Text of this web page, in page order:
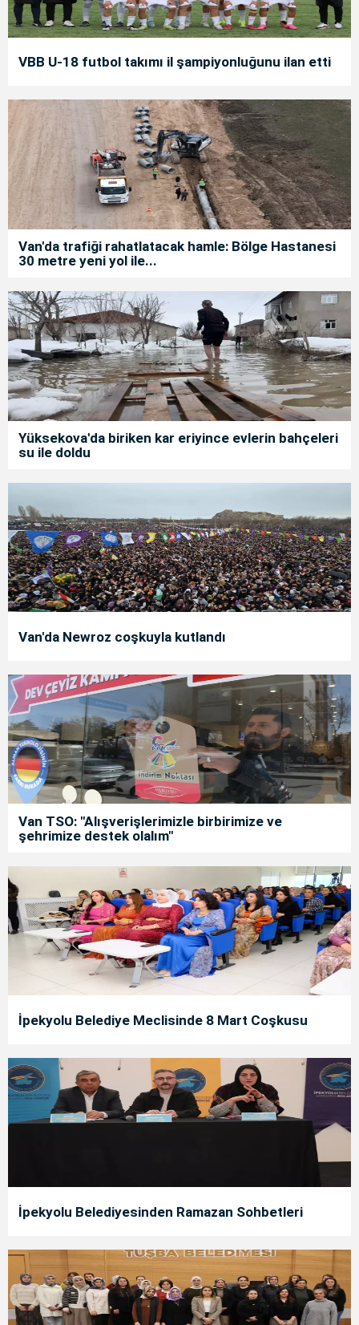
VBB U-18 futbol takımı il şampiyonluğunu ilan etti
Van'da trafiği rahatlatacak hamle: Bölge Hastanesi
30 metre yeni yol ile...
Yüksekova'da biriken kar eriyince evlerin bahçeleri
su ile doldu
Van'da Newroz coşkuyla kutlandı
Van TSO: "Alışverişlerimizle birbirimize ve
şehrimize destek olalım"
İpekyolu Belediye Meclisinde 8 Mart Coşkusu
İpekyolu Belediyesinden Ramazan Sohbetleri